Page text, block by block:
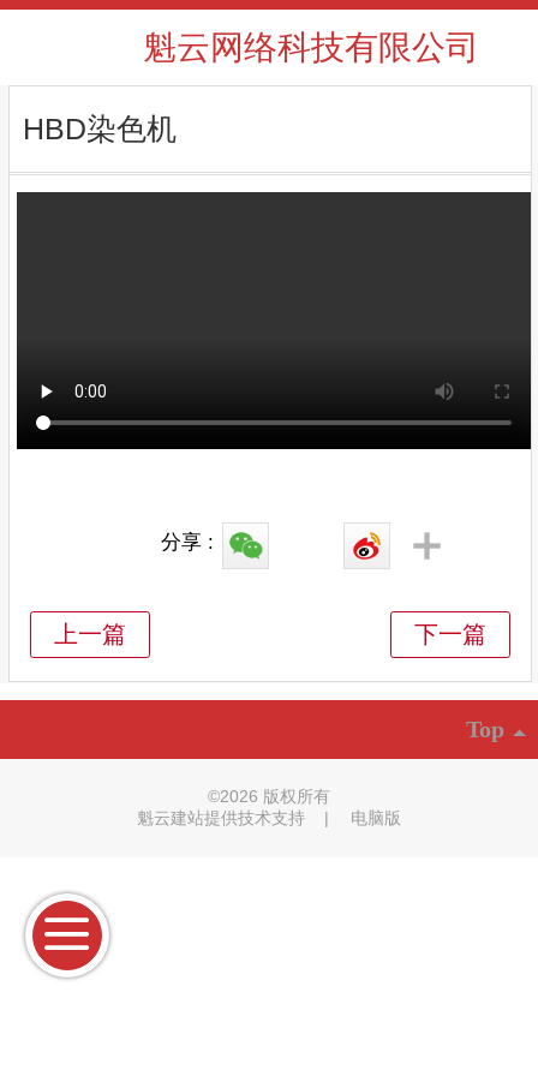
魁云网络科技有限公司
HBD染色机
分享 :
Top
©2026 版权所有
魁云建站提供技术支持
| 电脑版